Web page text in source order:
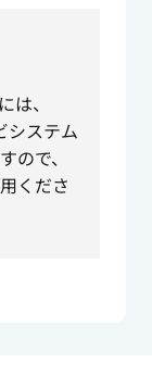
は、
システム
ので、
くださ